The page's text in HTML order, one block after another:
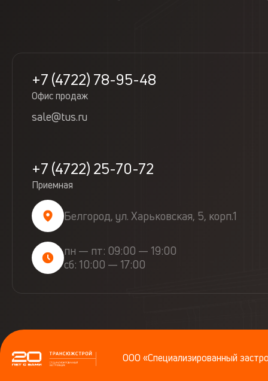
+7 (4722) 78-95-48
Офис продаж
+7 (4722) 25-70-72
Приемная
sale@tus.ru
Белгород, ул. Харьковская, 5, корп.1
пн — пт: 09:00 — 19:00
сб: 10:00 — 17:00
ООО «Специализированный